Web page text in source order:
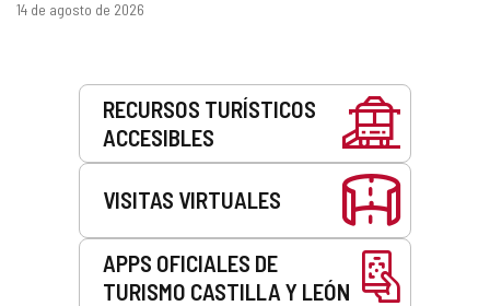
¿Cuándo?
Fechas
14 de agosto de 2026
RECURSOS TURÍSTICOS
ACCESIBLES
VISITAS VIRTUALES
APPS OFICIALES DE
TURISMO CASTILLA Y LEÓN